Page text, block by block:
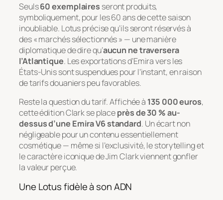
Seuls60 exemplaires seront produits,
symboliquement, pour les 60 ans de cette saison
inoubliable. Lotus précise qu’ils seront réservés à
des « marchés sélectionnés » — une manière
diplomatique de dire qu’aucun ne traversera
l’Atlantique. Les exportations d’Emira vers les
États-Unis sont suspendues pour l’instant, en raison
de tarifs douaniers peu favorables.
Reste la question du tarif. Affichée à 135 000 euros,
cette édition Clark se placeprès de 30 % au-
dessus d’une Emira V6 standard. Un écart non
négligeable pour un contenu essentiellement
cosmétique — même si l’exclusivité, le storytelling et
le caractère iconique de Jim Clark viennent gonfler
la valeur perçue.
Une Lotus fidèle à son ADN